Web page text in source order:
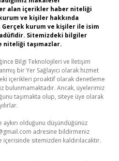
alan içerikler haber niteliği
ve kişiler hakkında
Gerçek kurum ve kişiler ile isim
Sitemizdeki bilgiler
niteliği taşımazlar.
Bilgi Teknolojileri ve İletişim
bir Yer Sağlayıcı olarak hizmet
içerikleri proaktif olarak denetleme
bulunmamaktadır. Ancak, üyelerimiz
taşımakta olup, siteye üye olarak
olduğunu düşündüğünüz
adresine bildirmeniz
sitemizden kaldırılacaktır.